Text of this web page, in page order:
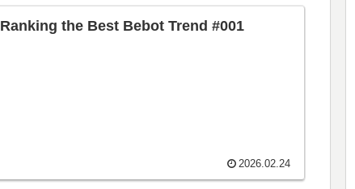
Ranking the Best Bebot Trend #001
2026.02.24